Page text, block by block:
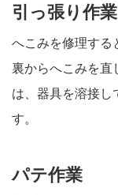
引っ張り作業
へこみを修理する
裏からへこみを直
は、器具を溶接し
す。
パテ作業